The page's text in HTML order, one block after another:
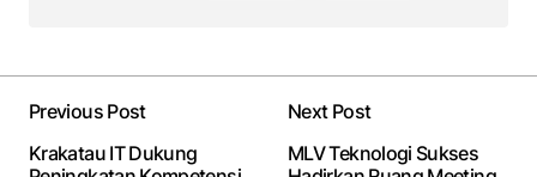
Previous Post
Krakatau IT Dukung
Next Post
MLV Teknologi Sukses